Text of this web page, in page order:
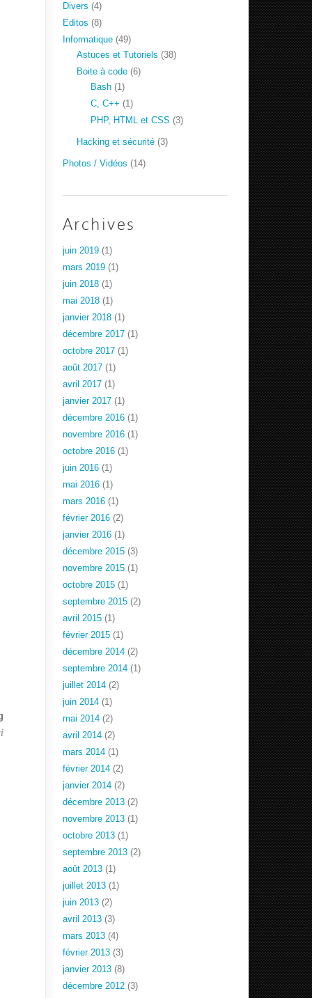
Divers (4)
Editos (8)
Informatique (49)
Astuces et Tutoriels (38)
Boite à code (6)
Bash (1)
C, C++ (1)
PHP, HTML et CSS (3)
Hacking et sécurité (3)
Photos / Vidéos (14)
Archives
juin 2019 (1)
mars 2019 (1)
juin 2018 (1)
mai 2018 (1)
janvier 2018 (1)
décembre 2017 (1)
octobre 2017 (1)
août 2017 (1)
avril 2017 (1)
janvier 2017 (1)
décembre 2016 (1)
novembre 2016 (1)
octobre 2016 (1)
juin 2016 (1)
mai 2016 (1)
mars 2016 (1)
février 2016 (2)
janvier 2016 (1)
décembre 2015 (3)
novembre 2015 (1)
octobre 2015 (1)
septembre 2015 (2)
avril 2015 (1)
février 2015 (1)
décembre 2014 (2)
septembre 2014 (1)
juillet 2014 (2)
juin 2014 (1)
mai 2014 (2)
avril 2014 (2)
mars 2014 (1)
février 2014 (2)
janvier 2014 (2)
décembre 2013 (2)
novembre 2013 (1)
octobre 2013 (1)
septembre 2013 (2)
août 2013 (1)
juillet 2013 (1)
juin 2013 (2)
avril 2013 (3)
mars 2013 (4)
février 2013 (3)
janvier 2013 (8)
décembre 2012 (3)